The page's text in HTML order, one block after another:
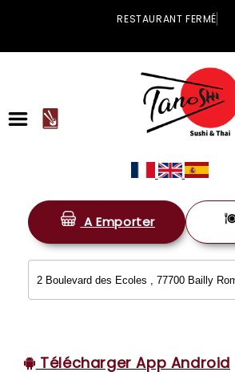
RESTAURANT FERMÉ
ACCUEIL
LA CARTE
A Emporter
Télécharger App Android